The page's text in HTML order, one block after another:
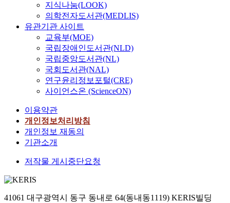
지식나눔(LOOK)
의학전자도서관(MEDLIS)
유관기관 사이트
교육부(MOE)
국립장애인도서관(NLD)
국립중앙도서관(NL)
국회도서관(NAL)
연구윤리정보포털(CRE)
사이언스온 (ScienceON)
이용약관
개인정보처리방침
개인정보 재동의
기관소개
저작물 게시중단요청
41061 대구광역시 동구 동내로 64(동내동1119) KERIS빌딩